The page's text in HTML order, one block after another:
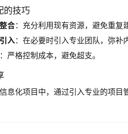
的技巧
合：充分利用现有资源，避免重复
入：在必要时引入专业团队，弥补
：严格控制成本，避免超支。
息化项目中，通过引入专业的项